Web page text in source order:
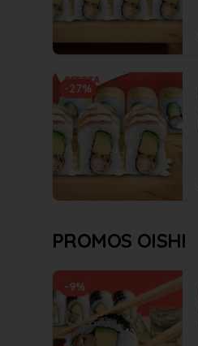
-27%
PROMOS OISHI
-9%